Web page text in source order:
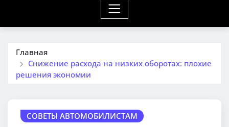
Главная
Снижение расхода на низких оборотах: плохие
решения экономии
СОВЕТЫ АВТОМОБИЛИСТАМ